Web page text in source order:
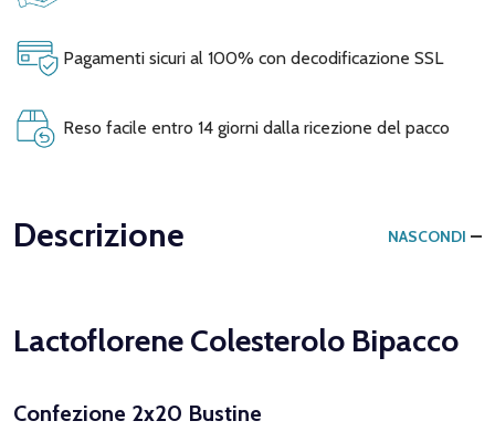
Pagamenti sicuri al 100% con decodificazione SSL
Reso facile entro 14 giorni dalla ricezione del pacco
Descrizione NASCONDI
Lactoflorene Colesterolo Bipacco
Confezione 2x20 Bustine